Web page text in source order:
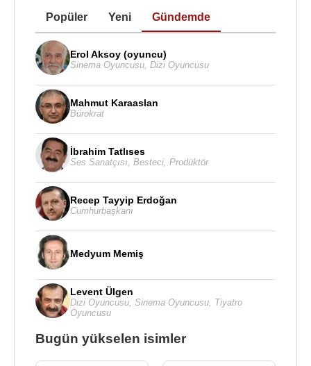
Popüler Yeni Gündemde
Erol Aksoy (oyuncu)
Sinema Oyuncusu Dizi Oyuncusu
Mahmut Karaaslan
Bürokrat
İbrahim Tatlıses
Ses Sanatçısı Besteci Prodüktör
Recep Tayyip Erdoğan
Cumhurbaşkanı
Medyum Memiş
Levent Ülgen
Dizi Oyuncusu, Sinema Oyuncusu, Tiyatro
Oyuncusu
Bugün yükselen isimler